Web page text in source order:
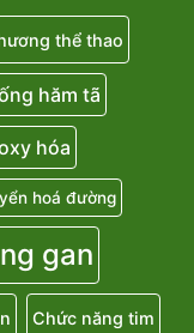
thể thao
hăm tã
hóa
hoá đường
gan
Chức năng tim